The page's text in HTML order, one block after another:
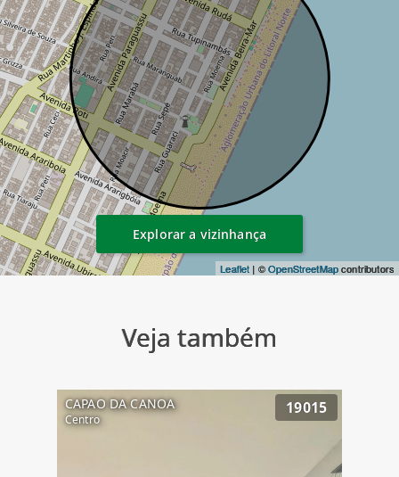
Leaflet | ©OpenStreetMapcontributors
Explorar a vizinhança
Veja também
CAPAO DA CANOA
Centro
19015